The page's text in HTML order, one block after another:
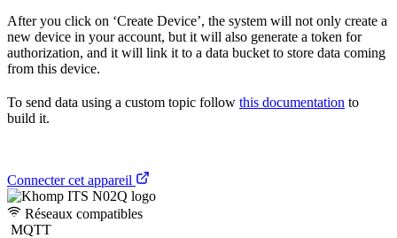
After you click on ‘Create Device’, the system will not only create a
new device in your account, but it will also generate a token for
authorization, and it will link it to a data bucket to store data coming
from this device.
To send data using a custom topic follow this documentation to
build it.
Connecter cet appareil
Réseaux compatibles
MQTT